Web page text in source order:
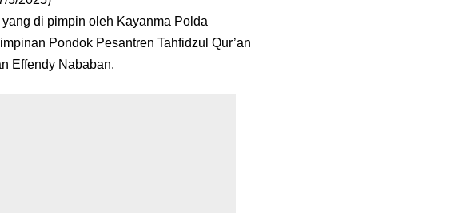
di pimpin oleh Kayanma Polda
Pondok Pesantren Tahfidzul Qur’an
Effendy Nababan.